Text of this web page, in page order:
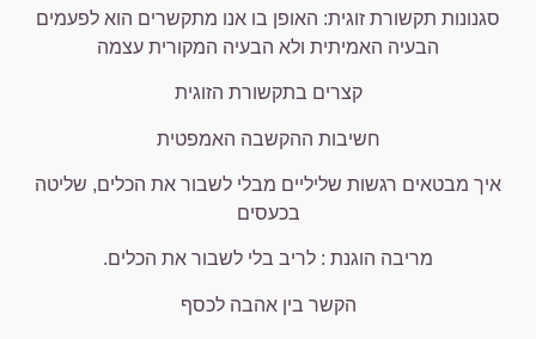
סגנונות תקשורת זוגית: האופן בו אנו מתקשרים הוא לפעמים
הבעיה האמיתית ולא הבעיה המקורית עצמה
קצרים בתקשורת הזוגית
חשיבות ההקשבה האמפטית
איך מבטאים רגשות שליליים מבלי לשבור את הכלים, שליטה
בכעסים
מריבה הוגנת : לריב בלי לשבור את הכלים.
הקשר בין אהבה לכסף